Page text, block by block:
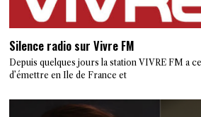
Silence radio sur Vivre FM
Depuis quelques jours la station VIVRE FM a
d’émettre en Ile de France et